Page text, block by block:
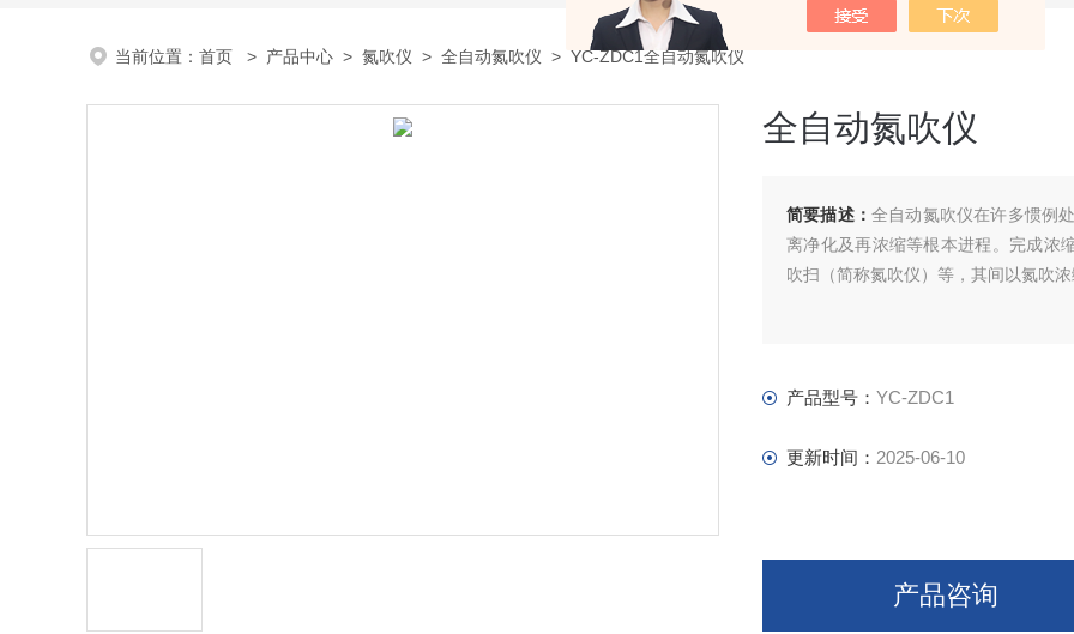
当前位置： 首页 > 产品中心 > 氮吹仪 > 全自动氮吹仪 > YC-ZDC1全自动氮吹仪
全自动氮吹仪
简要描述： 全自动氮吹仪在许多惯例
离净化及再浓缩等根本进程。完成浓
吹扫（简称氮吹仪）等，其间以氮吹
产品型号： YC-ZDC1
更新时间： 2025-06-10
产品咨询